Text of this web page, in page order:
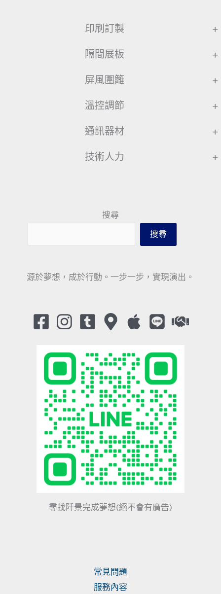
印刷訂製 +
隔間展板 +
屏風圍籬 +
溫控調節 +
通訊器材 +
技術人力 +
搜尋
搜尋
源於夢想，成於行動。一步一步，實現演出。
尋找阡景完成夢想(絕不會有廣告)
常見問題
服務內容